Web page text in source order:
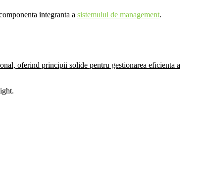
integranta a sistemului de management.
oferind principii solide pentru gestionarea eficienta a